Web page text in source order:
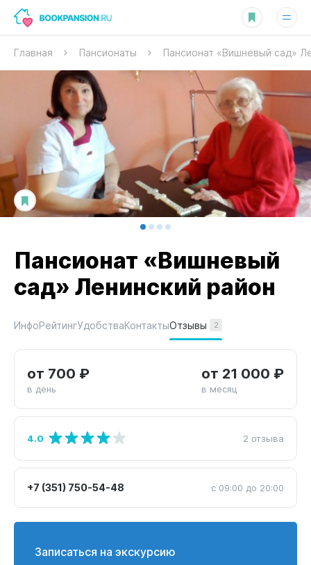
Главная Пансионаты Пансионат «Вишневый сад»
Пансионат «Вишневый
сад» Ленинский район
ИнфоРейтингУдобстваКонтактыОтзывы 2
от 700 ₽
в день
от 21 000 ₽
в месяц
4.0 2 отзыва
+7 (351) 750-54-48 с 09:00 до 20:00
Записаться на экскурсию